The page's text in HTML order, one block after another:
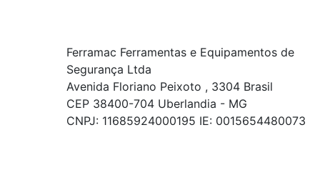
Ferramac Ferramentas e Equipamentos de
Segurança Ltda
Avenida Floriano Peixoto , 3304 Brasil
CEP 38400-704 Uberlandia - MG
CNPJ: 11685924000195 IE: 0015654480073